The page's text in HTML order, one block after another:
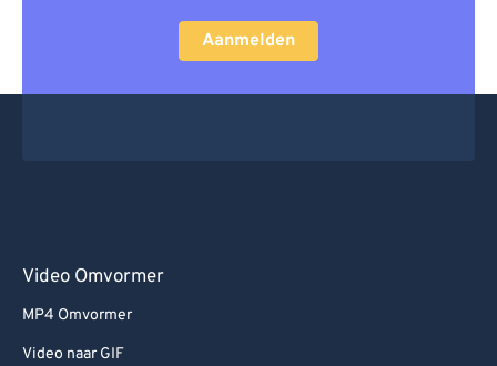
Aanmelden
Video Omvormer
MP4 Omvormer
Video naar GIF